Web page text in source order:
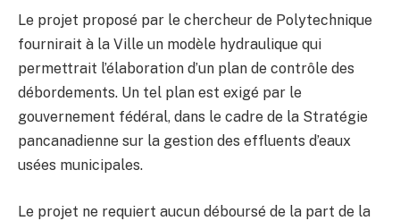
Le projet proposé par le chercheur de Polytechnique
fournirait à la Ville un modèle hydraulique qui
permettrait l’élaboration d’un plan de contrôle des
débordements. Un tel plan est exigé par le
gouvernement fédéral, dans le cadre de la Stratégie
pancanadienne sur la gestion des effluents d’eaux
usées municipales.
Le projet ne requiert aucun déboursé de la part de la